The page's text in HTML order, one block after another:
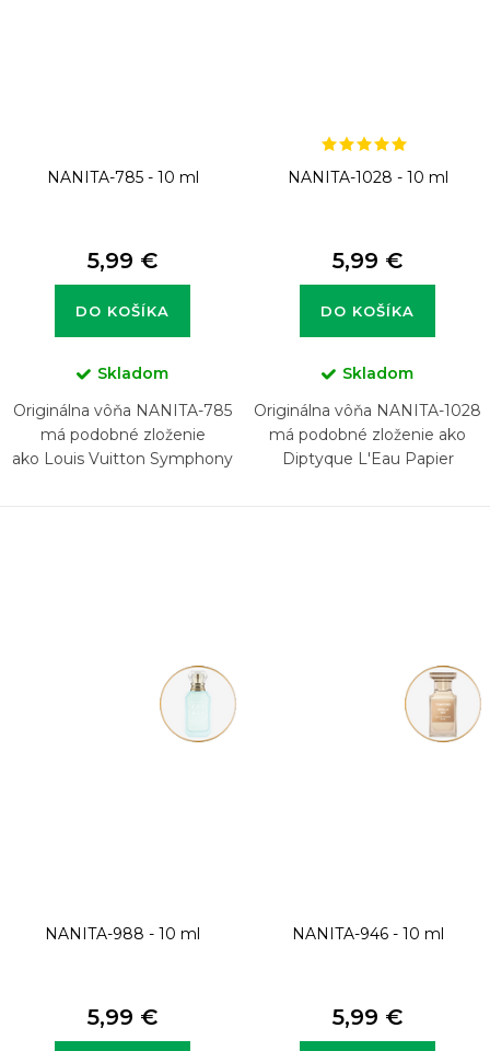
NANITA-785 - 10 ml
5,99 €
DO KOŠÍKA
Skladom
Originálna vôňa NANITA-785
má podobné zloženie
ako Louis Vuitton Symphony
NANITA-1028 - 10 ml
5,99 €
DO KOŠÍKA
Skladom
Originálna vôňa NANITA-1028
má podobné zloženie ako
Diptyque L'Eau Papier
NANITA-988 - 10 ml
5,99 €
NANITA-946 - 10 ml
5,99 €